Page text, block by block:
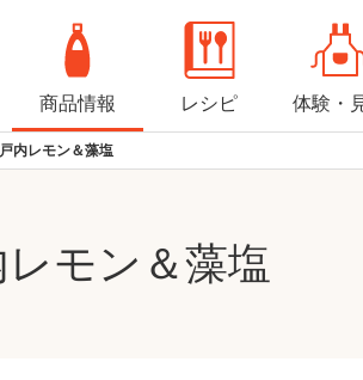
商品情報 レシピ 体験・
内レモン＆藻塩
モン＆藻塩